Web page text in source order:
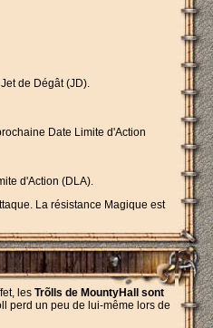
de Dégât (JD).
Date Limite d'Action
d'Action (DLA).
La résistance Magique est
les Trõlls de MountyHall sont
perd un peu de lui-même lors de